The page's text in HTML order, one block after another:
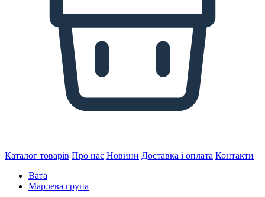
Каталог товарів Про нас Новини Доставка і оплата Контакти
Вата
Марлева група